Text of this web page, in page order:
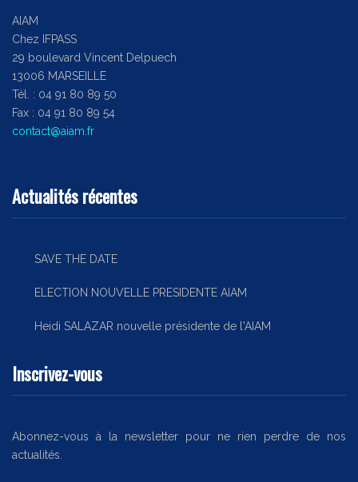
AIAM
Chez IFPASS
29 boulevard Vincent Delpuech
13006 MARSEILLE
Tél. : 04 91 80 89 50
Fax : 04 91 80 89 54
contact@aiam.fr
Actualités récentes
SAVE THE DATE
ELECTION NOUVELLE PRESIDENTE AIAM
Heidi SALAZAR nouvelle présidente de l'AIAM
Inscrivez-vous
Abonnez-vous à la newsletter pour ne rien perdre de nos
actualités.